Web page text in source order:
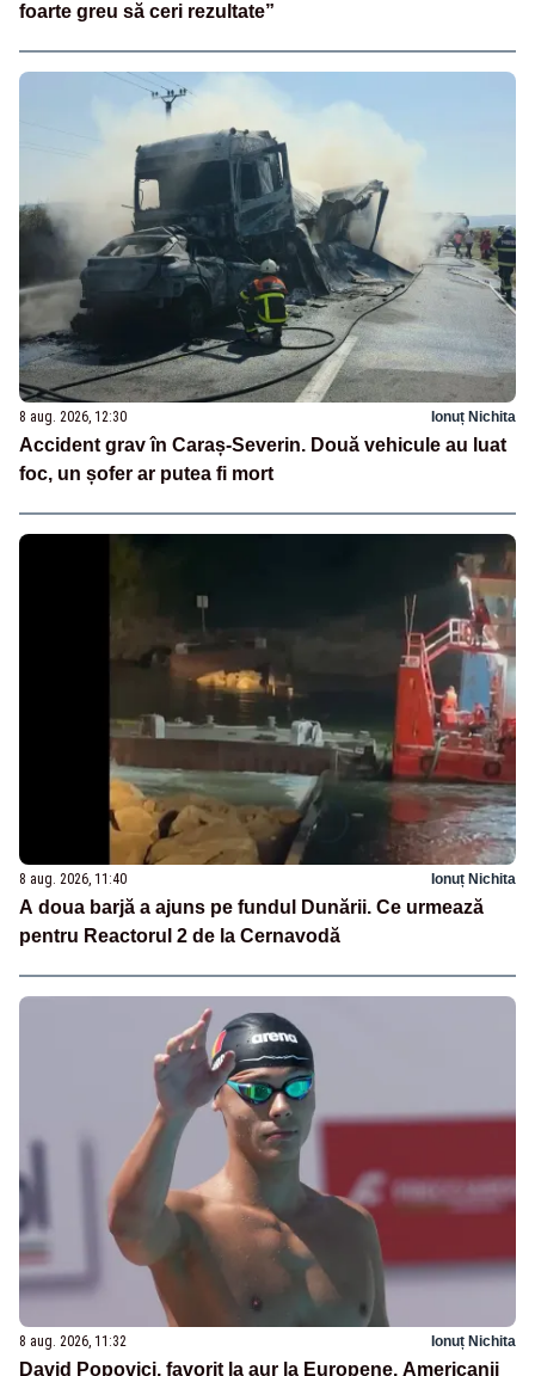
foarte greu să ceri rezultate”
8 aug. 2026, 12:30 Ionuț Nichita
Accident grav în Caraș-Severin. Două vehicule au luat
foc, un șofer ar putea fi mort
8 aug. 2026, 11:40 Ionuț Nichita
A doua barjă a ajuns pe fundul Dunării. Ce urmează
pentru Reactorul 2 de la Cernavodă
8 aug. 2026, 11:32 Ionuț Nichita
David Popovici, favorit la aur la Europene. Americanii